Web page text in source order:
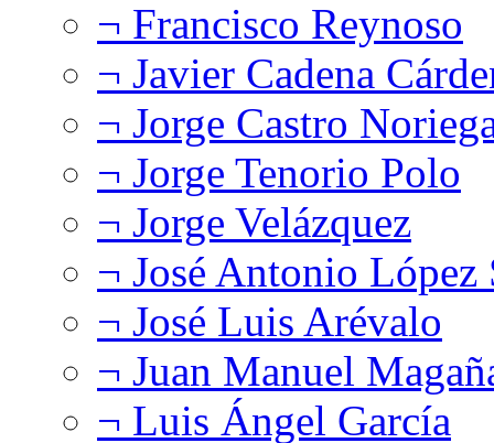
¬ Francisco Reynoso
¬ Javier Cadena
¬ Jorge Castro
¬ Jorge Tenorio Polo
¬ Jorge Velázquez
¬ José Antonio López
¬ José Luis Arévalo
¬ Juan Manuel
¬ Luis Ángel García